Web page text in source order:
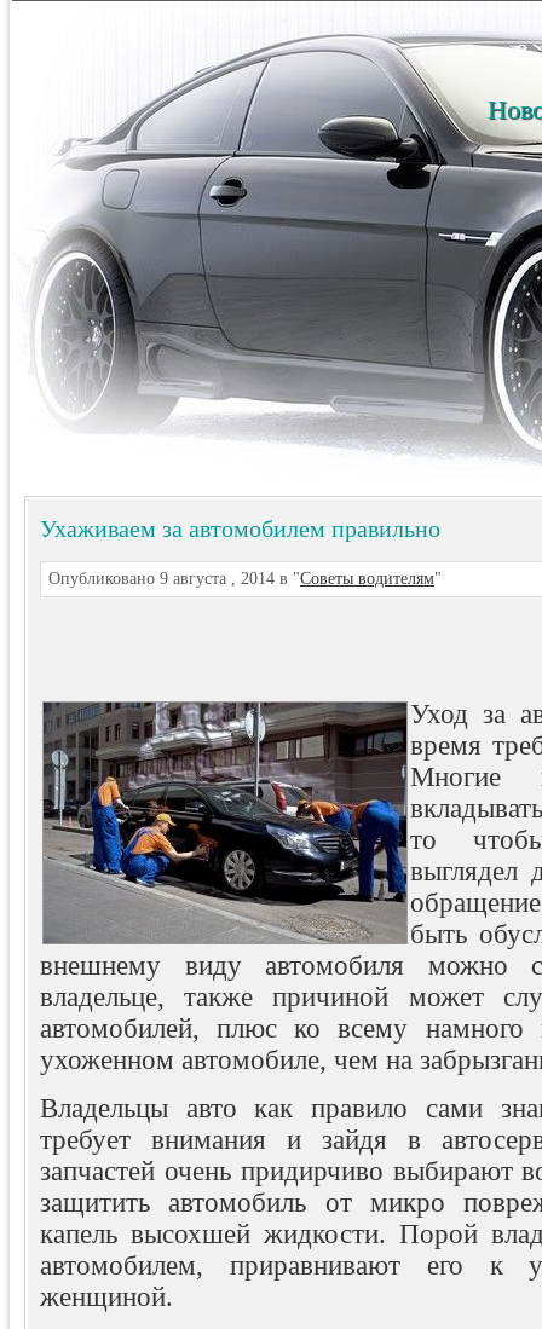
Ухаживаем за автомобилем правильно
Опубликовано 9 августа , 2014 в "Советы водителям"
Уход за
время
Многие
то
выглядел
быть
внешнему виду автомобиля можно
владельце, также причиной может
автомобилей, плюс ко всему намного
ухоженном автомобиле, чем на
Владельцы авто как правило сами
требует внимания и зайдя в
запчастей очень придирчиво выбирают
защитить автомобиль от микро
капель высохшей жидкости. Порой
автомобилем, приравнивают его к
женщиной.